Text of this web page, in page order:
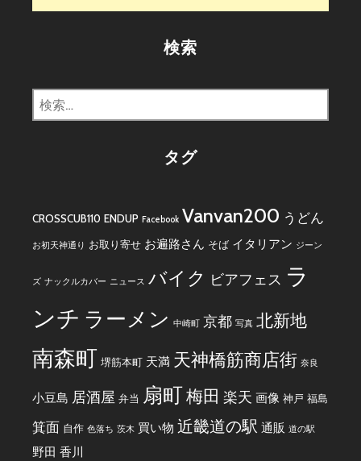
検索
検
索:
タグ
CROSSCUB110 ENDUP Facebook Vanvan200 うどん
お初天神通り お取り寄せ お遍路さん そば イタリアン ジーン
ズ ナックルカバー ニュース バイク ビアフェス ラ
ンチ ラーメン 中崎町 京都 写真 北新地
南森町 堺筋本町 天満 天神橋筋商店街 奈良
小豆島 居酒屋 弁当 扇町梅田 楽天 画像 神戸 福島
箕面 自作 色落ち 茨木 買い物 近畿道の駅 通販 道の駅
野田 香川